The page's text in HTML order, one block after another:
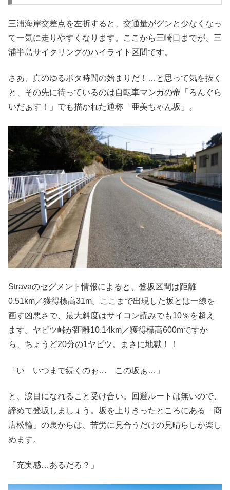
三浦海岸交差点を左折すると、交通量がグンと少なくなっ
て一気に走りやすくなります。ここから三崎口までが、三
浦半島サイクリングのハイライト区間です。
さあ、真のゆるポタ時間の始まりだ！…と思って気を抜く
と、その先に待っているのは自転車マンガの帝「ろんぐら
いだぁす！」でも描かれた通称「亜美ちゃん坂」。
Stravaのセグメント情報によると、登坂区間は距離
0.51km／獲得標高31m。ここまで出現した坂とは一線を
画す凶悪さで、最大斜度はサイコン読みでも10％を超え
ます。ヤビツ峠が距離10.14km／獲得標高600mですか
ら、ちょうど20分の1ヤビツ。まさに地獄！！
「い いつまで続くのぉ… この坂ぁ…」
と、涙目になれること受け合い。回避ルートは無いので、
諦めて登坂しましょう。坂を上りきったところにある「商
店松輪」の裏からは、苦労に見合うだけの見晴らしが楽し
めます。
「充実感…あるだろ？」